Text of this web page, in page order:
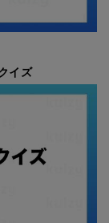
イズ